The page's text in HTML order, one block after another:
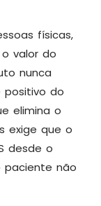
físicas,
valor do
nunca
positivo do
elimina o
exige que o
desde o
paciente não